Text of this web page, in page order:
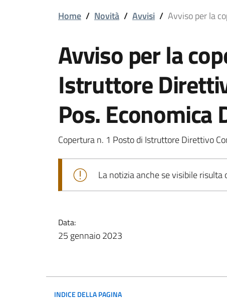
Avviso per la
Home / Novità / Avvisi / Avviso per la
Avviso per la
Istruttore
Pos. Economica
Copertura n. 1 Posto di Istruttore Direttivo
La notizia anche se visibile risulta
Data:
25 gennaio 2023
INDICE DELLA PAGINA